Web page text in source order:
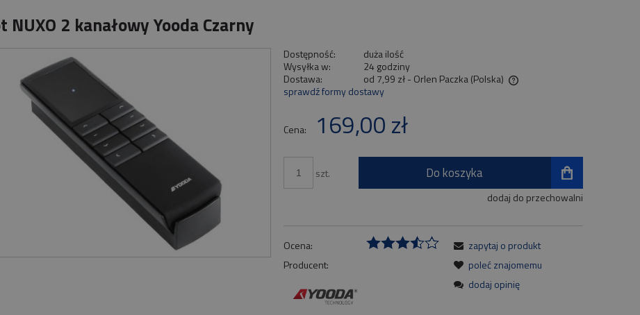
NUXO 2 kanałowy Yooda Czarny
Dostępność:
duża ilość
Wysyłka w:
24 godziny
Dostawa:
od 7,99 zł- Orlen Paczka(Polska)
płatności
sprawdź formy dostawy
Cena: 169,00 zł
szt. Do koszyka
dodaj do przechowalni
Ocena:
Producent:
zapytaj o produkt
poleć znajomemu
dodaj opinię